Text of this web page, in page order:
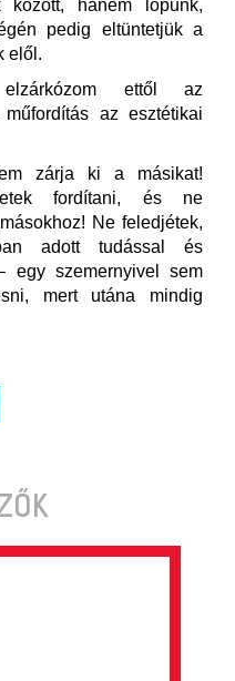
hanem lopunk,
pedig eltüntetjük a
elől.
ettől az
az esztétikai
zárja ki a másikat!
fordítani, és ne
Ne feledjétek,
adott tudással és
egy szemernyivel sem
mert utána mindig